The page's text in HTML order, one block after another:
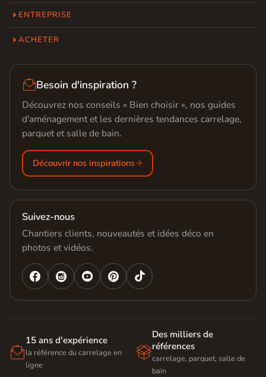
ENTREPRISE
ACHETER
Besoin d'inspiration ?
Découvrez nos conseils « Bien choisir », nos guides
d'aménagement et les dernières tendances carrelage,
parquet et salle de bain.
Découvrir nos inspirations
Suivez-nous
Chantiers clients, nouveautés et idées déco en
photos et vidéos.
   

15 ans d'expérience
la référence du carrelage en
ligne

Des milliers de
références
carrelage, parquet, salle de
bain